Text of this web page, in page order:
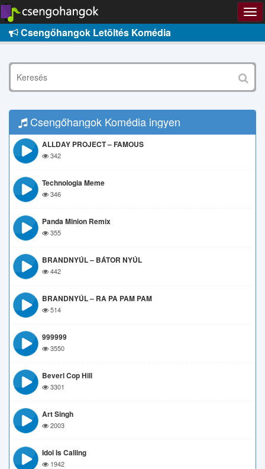
Csengőhangok Letöltés Komédia
Csengőhangok Komédia ingyen
ALLDAY PROJECT – FAMOUS
342
Technologia Meme
346
Panda Minion Remix
355
BRANDNYÚL – BÁTOR NYÚL
442
BRANDNYÚL – RA PA PAM PAM
514
999999
3550
Beverl Cop Hill
3301
Art Singh
2003
Idol Is Calling
1942